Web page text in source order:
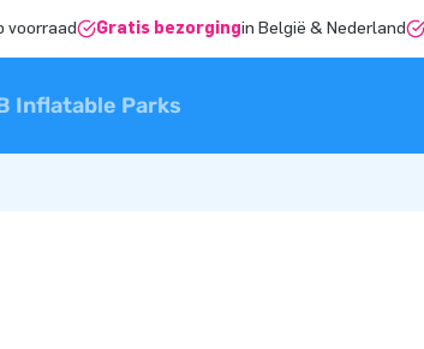
voorraad Gratis bezorgingin België & Nederland
Inflatable Parks